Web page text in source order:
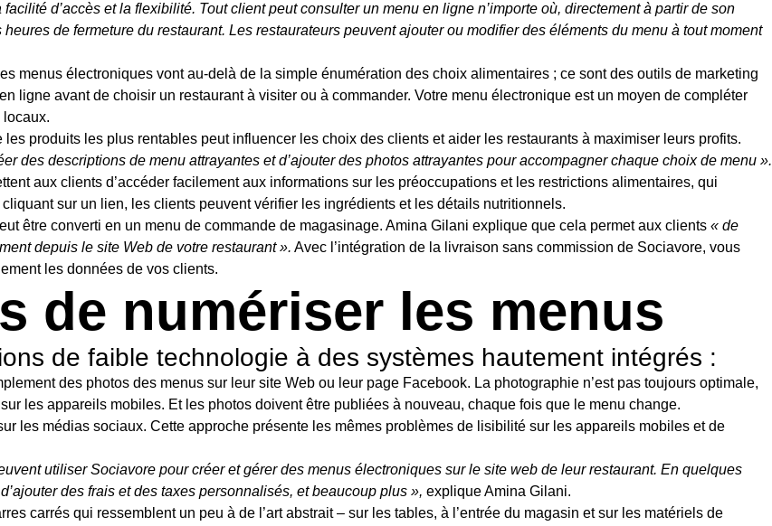
d’accès et la flexibilité. Tout client peut consulter un menu en ligne n’importe où, directement à partir de son
de fermeture du restaurant. Les restaurateurs peuvent ajouter ou modifier des éléments du menu à tout moment
menus électroniques vont au-delà de la simple énumération des choix alimentaires ; ce sont des outils de marketing
ligne avant de choisir un restaurant à visiter ou à commander. Votre menu électronique est un moyen de compléter
locaux.
produits les plus rentables peut influencer les choix des clients et aider les restaurants à maximiser leurs profits.
des descriptions de menu attrayantes et d’ajouter des photos attrayantes pour accompagner chaque choix de menu ».
aux clients d’accéder facilement aux informations sur les préoccupations et les restrictions alimentaires, qui
sur un lien, les clients peuvent vérifier les ingrédients et les détails nutritionnels.
être converti en un menu de commande de magasinage. Amina Gilani explique que cela permet aux clients « de
depuis le site Web de votre restaurant ». Avec l’intégration de la livraison sans commission de Sociavore, vous
les données de vos clients.
de numériser les menus
de faible technologie à des systèmes hautement intégrés :
des photos des menus sur leur site Web ou leur page Facebook. La photographie n’est pas toujours optimale,
les appareils mobiles. Et les photos doivent être publiées à nouveau, chaque fois que le menu change.
les médias sociaux. Cette approche présente les mêmes problèmes de lisibilité sur les appareils mobiles et de
utiliser Sociavore pour créer et gérer des menus électroniques sur le site web de leur restaurant. En quelques
des frais et des taxes personnalisés, et beaucoup plus », explique Amina Gilani.
carrés qui ressemblent un peu à de l’art abstrait – sur les tables, à l’entrée du magasin et sur les matériels de